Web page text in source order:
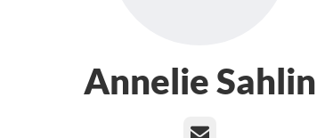
Annelie Sahlin
E-post